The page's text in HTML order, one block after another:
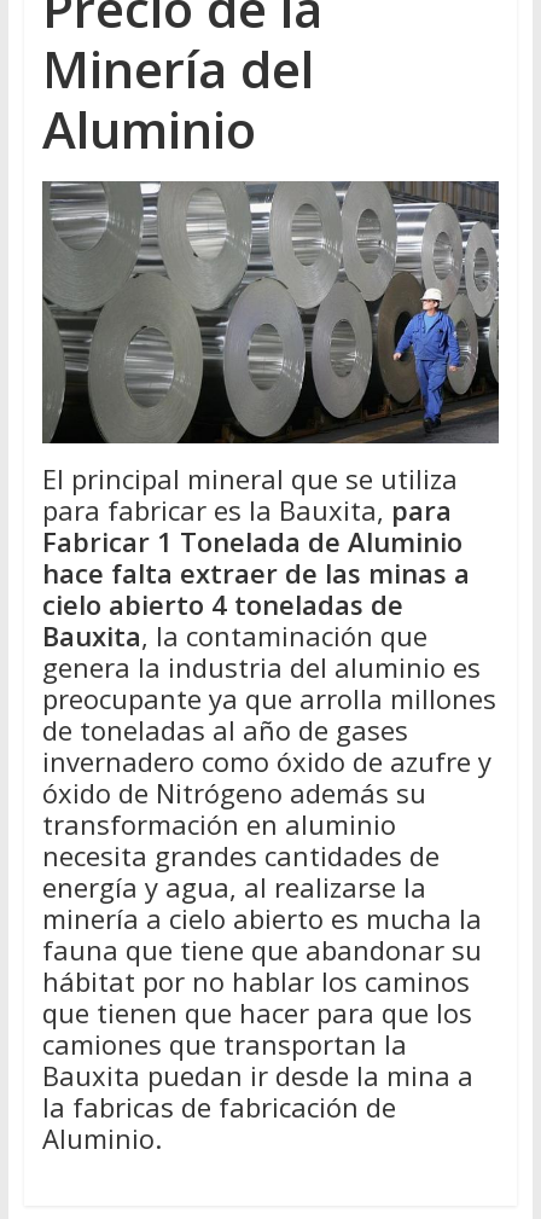
Minería del
Aluminio
El principal mineral que se utiliza
para fabricar es la Bauxita, para
Fabricar 1 Tonelada de Aluminio
hace falta extraer de las minas a
cielo abierto 4 toneladas de
Bauxita, la contaminación que
genera la industria del aluminio es
preocupante ya que arrolla millones
de toneladas al año de gases
invernadero como óxido de azufre y
óxido de Nitrógeno además su
transformación en aluminio
necesita grandes cantidades de
energía y agua, al realizarse la
minería a cielo abierto es mucha la
fauna que tiene que abandonar su
hábitat por no hablar los caminos
que tienen que hacer para que los
camiones que transportan la
Bauxita puedan ir desde la mina a
la fabricas de fabricación de
Aluminio.